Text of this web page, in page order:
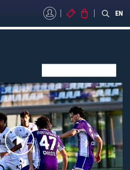
MYBFCBIGLIETTI
STORE EN